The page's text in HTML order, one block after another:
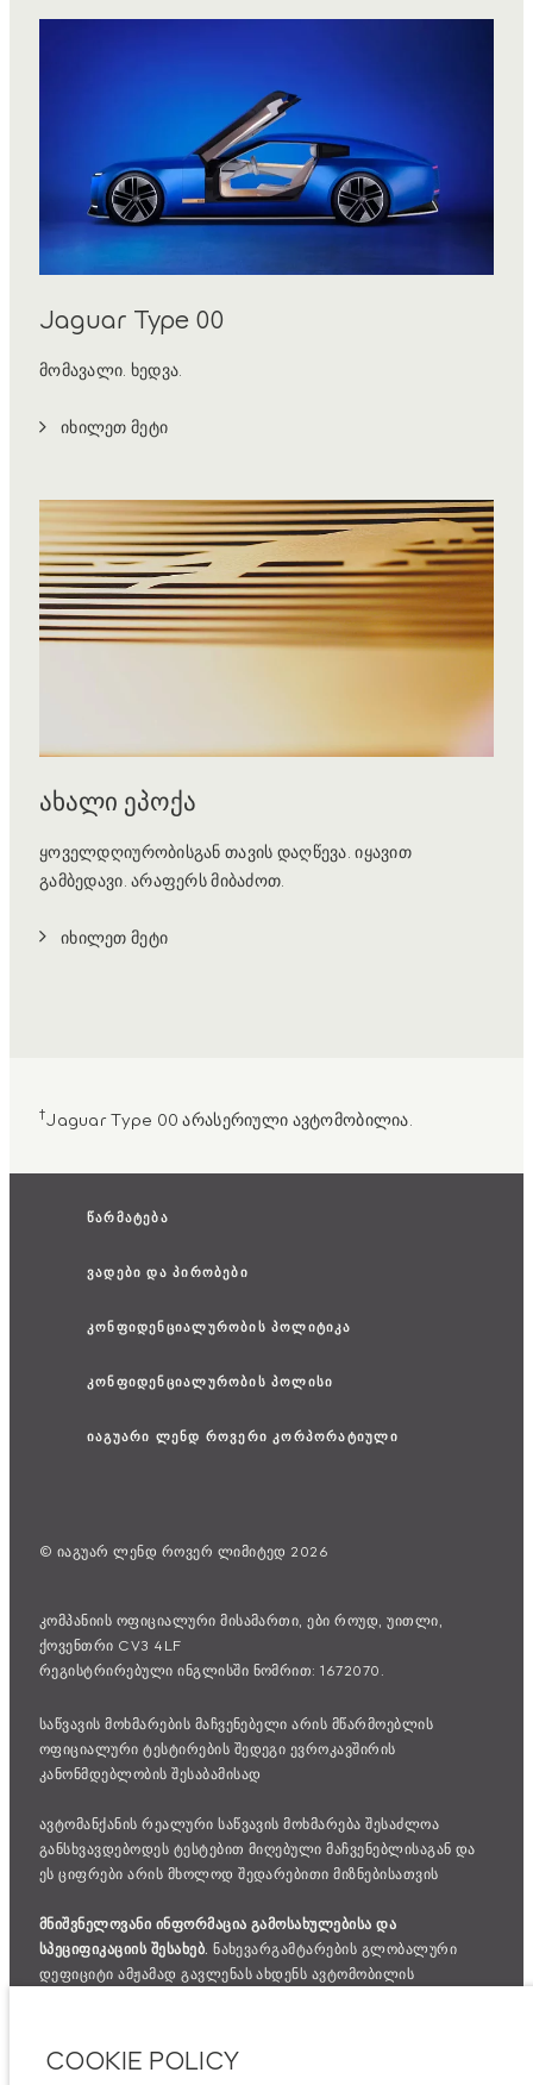
Jaguar Type 00
მომავალი. ხედვა.
იხილეთ მეტი
ახალი ეპოქა
ყოველდღიურობისგან თავის დაღწევა. იყავით
გამბედავი. არაფერს მიბაძოთ.
იხილეთ მეტი
†Jaguar Type 00 არასერიული ავტომობილია.
წარმატება
ვადები და პირობები
კონფიდენციალურობის პოლიტიკა
კონფიდენციალურობის პოლისი
იაგუარი ლენდ როვერი კორპორატიული
© იაგუარ ლენდ როვერ ლიმიტედ 2026
კომპანიის ოფიციალური მისამართი, ები როუდ, უითლი,
ქოვენთრი CV3 4LF
რეგისტრირებული ინგლისში ნომრით: 1672070.
საწვავის მოხმარების მაჩვენებელი არის მწარმოებლის
ოფიციალური ტესტირების შედეგი ევროკავშირის
კანონმდებლობის შესაბამისად
ავტომანქანის რეალური საწვავის მოხმარება შესაძლოა
განსხვავდებოდეს ტესტებით მიღებული მაჩვენებლისაგან და
ეს ციფრები არის მხოლოდ შედარებითი მიზნებისათვის
მნიშვნელოვანი ინფორმაცია გამოსახულებისა და
სპეციფიკაციის შესახებ. ნახევარგამტარების გლობალური
დეფიციტი ამჟამად გავლენას ახდენს ავტომობილის
დინამიური სიტუაცია და, შედეგად, ვებსაიტში გამოყენებული
გამოსახულება შეიძლება სრულად არ ასახავდეს ფუნქციების,
COOKIE POLICY